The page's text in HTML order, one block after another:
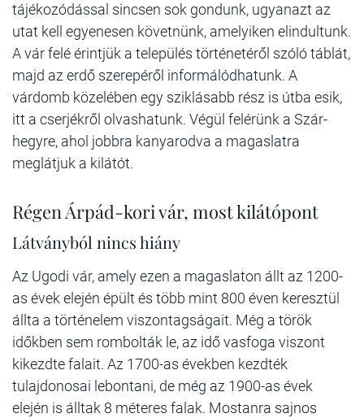
tájékozódással sincsen sok gondunk, ugyanazt az
utat kell egyenesen követnünk, amelyiken elindultunk.
A vár felé érintjük a település történetéről szóló táblát,
majd az erdő szerepéről informálódhatunk. A
várdomb közelében egy sziklásabb rész is útba esik,
itt a cserjékről olvashatunk. Végül felérünk a Szár-
hegyre, ahol jobbra kanyarodva a magaslatra
meglátjuk a kilátót.
Régen Árpád-kori vár, most kilátópont
Látványból nincs hiány
Az Ugodi vár, amely ezen a magaslaton állt az 1200-
as évek elején épült és több mint 800 éven keresztül
állta a történelem viszontagságait. Még a török
időkben sem rombolták le, az idő vasfoga viszont
kikezdte falait. Az 1700-as években kezdték
tulajdonosai lebontani, de még az 1900-as évek
elején is álltak 8 méteres falak. Mostanra sajnos